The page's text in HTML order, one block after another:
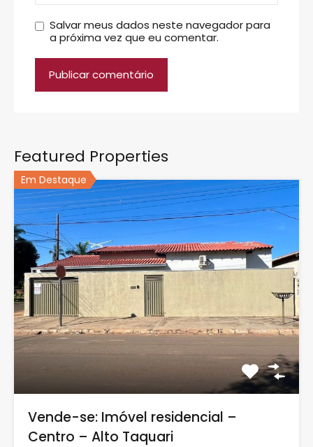
Salvar meus dados neste navegador para
a próxima vez que eu comentar.
Featured Properties
Em Destaque
Vende-se: Imóvel residencial –
Centro – Alto Taquari